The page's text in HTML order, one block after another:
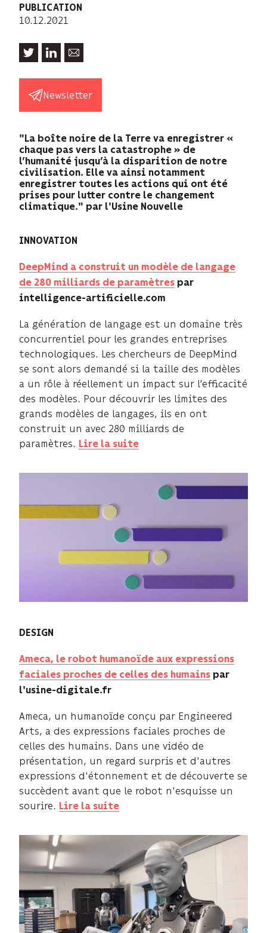
PUBLICATION
10.12.2021
Newsletter
"La boîte noire de la Terre va enregistrer «
chaque pas vers la catastrophe » de
l’humanité jusqu’à la disparition de notre
civilisation. Elle va ainsi notamment
enregistrer toutes les actions qui ont été
prises pour lutter contre le changement
climatique." par l'Usine Nouvelle
INNOVATION
DeepMind a construit un modèle de langage
de 280 milliards de paramètres par
intelligence-artificielle.com
La génération de langage est un domaine très
concurrentiel pour les grandes entreprises
technologiques. Les chercheurs de DeepMind
se sont alors demandé si la taille des modèles
a un rôle à réellement un impact sur l’efficacité
des modèles. Pour découvrir les limites des
grands modèles de langages, ils en ont
construit un avec 280 milliards de
paramètres. Lire la suite
DESIGN
Ameca, le robot humanoïde aux expressions
faciales proches de celles des humains par
l'usine-digitale.fr
Ameca, un humanoïde conçu par Engineered
Arts, a des expressions faciales proches de
celles des humains. Dans une vidéo de
présentation, un regard surpris et d'autres
expressions d'étonnement et de découverte se
succèdent avant que le robot n'esquisse un
sourire. Lire la suite